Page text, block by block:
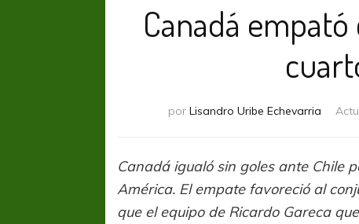
Canadá
por Lisandro Uribe Echevarria
Canadá igualó sin goles ante Chile
América. El empate favoreció al
que el equipo de Ricardo Gareca